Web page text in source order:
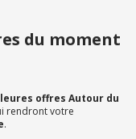
du moment
offres Autour du
rendront votre
.